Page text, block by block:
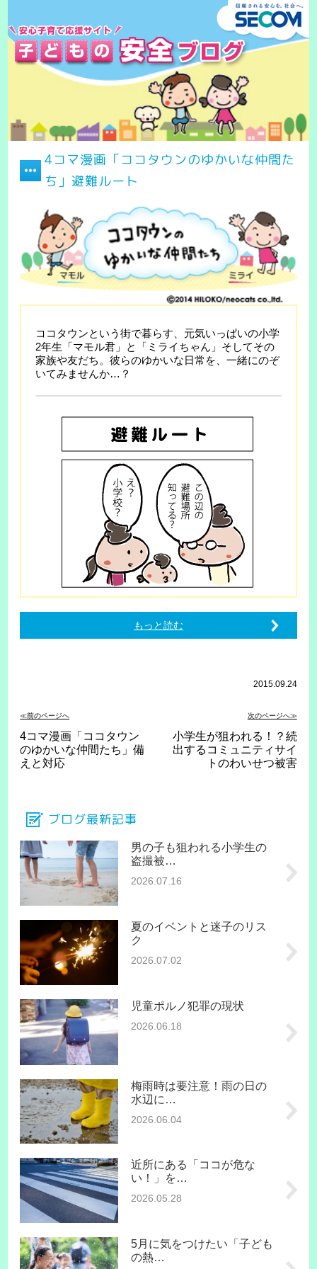
4コマ漫画「ココタウンのゆかいな仲間た
ち」避難ルート
ココタウンという街で暮らす、元気いっぱいの小学
2年生「マモル君」と「ミライちゃん」そしてその
家族や友だち。彼らのゆかいな日常を、一緒にのぞ
いてみませんか…？
もっと読む
2015.09.24
≪前のページへ 次のページへ≫
4コマ漫画「ココタウン
のゆかいな仲間たち」備
えと対応
小学生が狙われる！？続
出するコミュニティサイ
トのわいせつ被害
ブログ最新記事
男の子も狙われる小学生の
盗撮被…
2026.07.16
夏のイベントと迷子のリス
ク
2026.07.02
児童ポルノ犯罪の現状
2026.06.18
梅雨時は要注意！雨の日の
水辺に…
2026.06.04
近所にある「ココが危な
い！」を…
2026.05.28
5月に気をつけたい「子ども
の熱…